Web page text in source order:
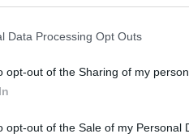
Data Processing Opt Outs
opt-out of the Sharing of my
opt-out of the Sale of my Personal
per un periodo, era